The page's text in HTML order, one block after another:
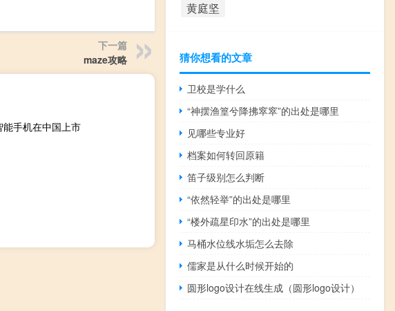
下一篇
maze攻略
手机在中国上市
黄庭坚
猜你想看的文章
卫校是学什么
“神摆渔篁兮降拂窣窣”的出处是哪里
见哪些专业好
档案如何转回原籍
笛子级别怎么判断
“依然轻举”的出处是哪里
“楼外疏星印水”的出处是哪里
马桶水位线水垢怎么去除
儒家是从什么时候开始的
圆形logo设计在线生成（圆形logo设计）